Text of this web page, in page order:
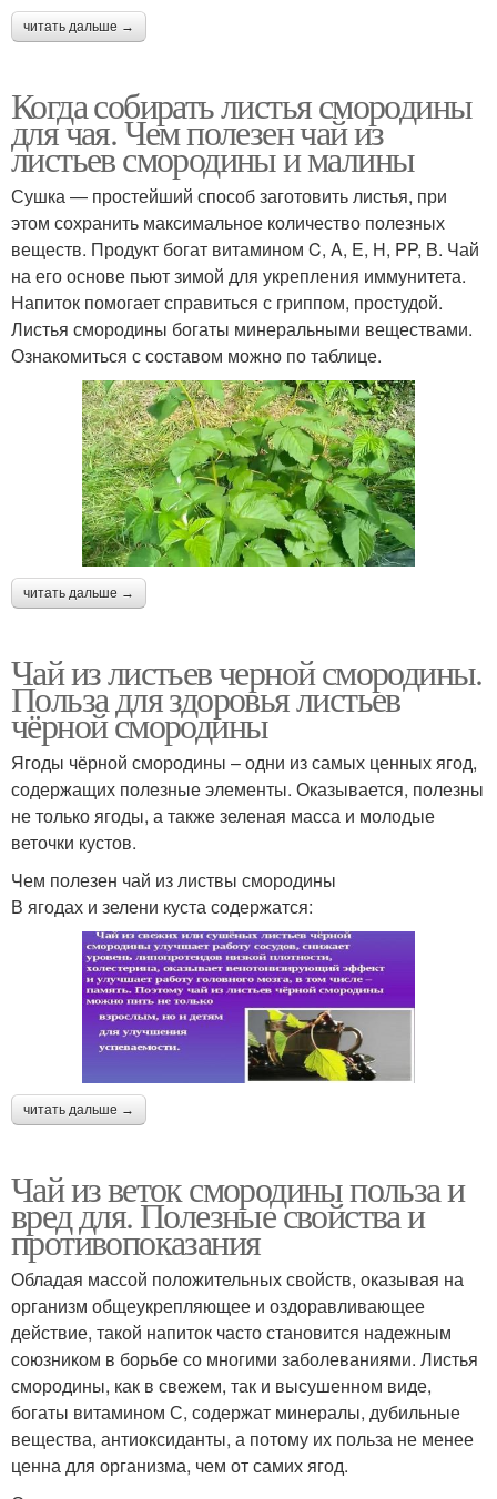
читать дальше →
Когда собирать листья смородины
для чая. Чем полезен чай из
листьев смородины и малины
Сушка — простейший способ заготовить листья, при
этом сохранить максимальное количество полезных
веществ. Продукт богат витамином C, A, E, H, PP, B. Чай
на его основе пьют зимой для укрепления иммунитета.
Напиток помогает справиться с гриппом, простудой.
Листья смородины богаты минеральными веществами.
Ознакомиться с составом можно по таблице.
читать дальше →
Чай из листьев черной смородины.
Польза для здоровья листьев
чёрной смородины
Ягоды чёрной смородины – одни из самых ценных ягод,
содержащих полезные элементы. Оказывается, полезны
не только ягоды, а также зеленая масса и молодые
веточки кустов.
Чем полезен чай из листвы смородины
В ягодах и зелени куста содержатся:
читать дальше →
Чай из веток смородины польза и
вред для. Полезные свойства и
противопоказания
Обладая массой положительных свойств, оказывая на
организм общеукрепляющее и оздоравливающее
действие, такой напиток часто становится надежным
союзником в борьбе со многими заболеваниями. Листья
смородины, как в свежем, так и высушенном виде,
богаты витамином С, содержат минералы, дубильные
вещества, антиоксиданты, а потому их польза не менее
ценна для организма, чем от самих ягод.